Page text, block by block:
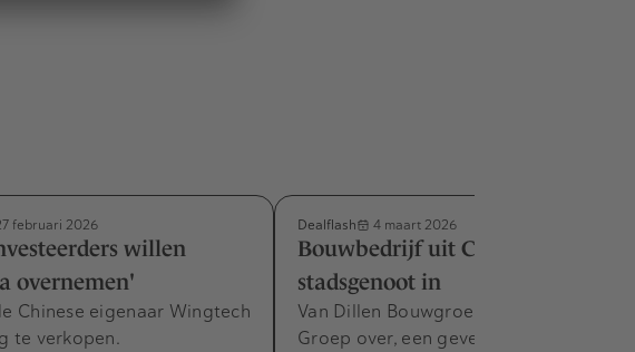
februari 2026
willen
overnemen'
Chinese eigenaar Wingtech
te verkopen.
Dealflash 4 maart 2026
Bouwbedrijf uit Culemborg lijft
stadsgenoot in
Van Dillen Bouwgroep neemt Vink
Groep over, een gevelspecialist.